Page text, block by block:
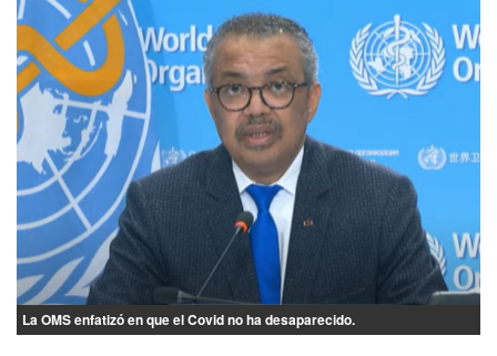
La OMS enfatizó en que el Covid no ha desaparecido.